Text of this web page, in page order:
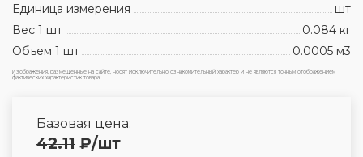
Единица измерения
шт
Вес 1 шт
0.084 кг
Объем 1 шт
0.0005 м3
Изображения, размещенные на сайте, носят исключительно ознакомительный характер и не являются точным отображением
фактических характеристик товара.
Базовая цена:
42.11 ₽/шт